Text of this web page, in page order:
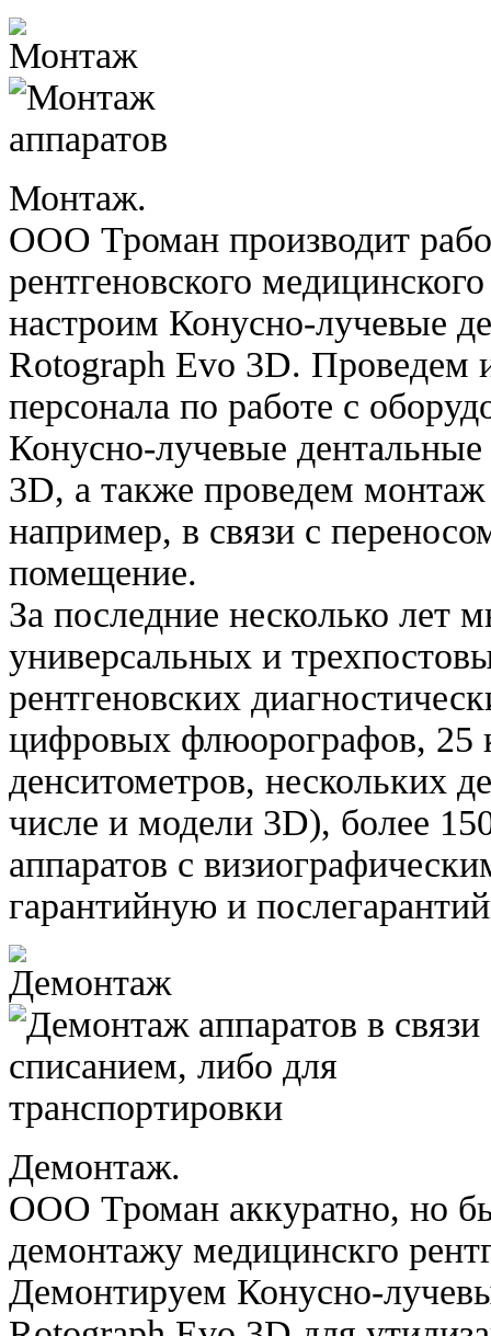
Монтаж.
ООО Троман производит
рентгеновского
настроим Конусно-лучевые
Rotograph Evo 3D. Проведем
персонала по работе с
Конусно-лучевые
3D, а также проведем
например, в связи с
помещение.
За последние несколько лет
универсальных и
рентгеновских
цифровых флюорографов, 25
денситометров, нескольких
числе и модели 3D), более
аппаратов с
гарантийную и
Демонтаж.
ООО Троман аккуратно, но
демонтажу медицинскго
Демонтируем Конусно-